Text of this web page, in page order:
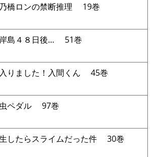
橋ロンの禁断推理 19巻
島４８日後… 51巻
りました！入間くん 45巻
ペダル 97巻
したらスライムだった件 30巻